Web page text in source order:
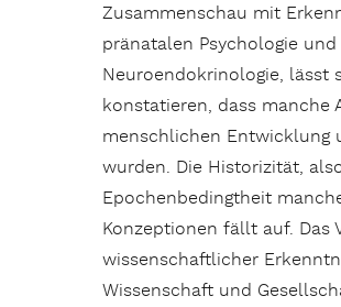
Zusammenschau mit
pränatalen Psychologie
Neuroendokrinologie, lässt
konstatieren, dass manche
menschlichen Entwicklung
wurden. Die Historizität,
Epochenbedingtheit
Konzeptionen fällt auf. Das
wissenschaftlicher
Wissenschaft und